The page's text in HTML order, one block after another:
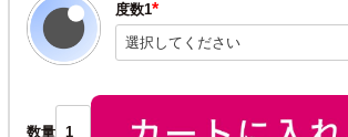
度数1
(必
須)
数量